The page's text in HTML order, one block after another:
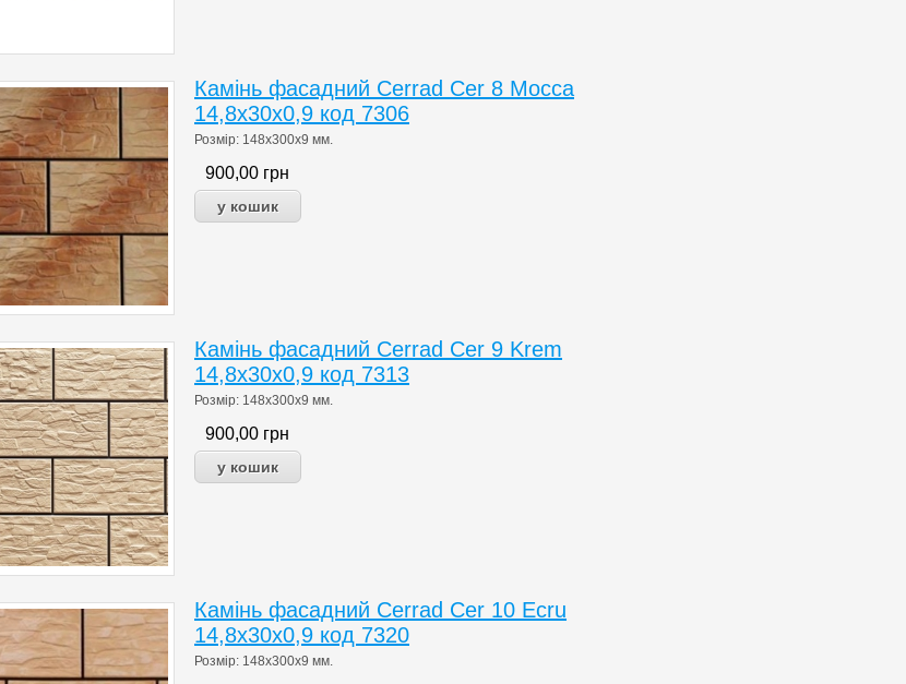
Камінь фасадний Cerrad Cer 8 Mocca
14,8x30x0,9 код 7306
Розмір: 148x300x9 мм.
900,00 грн
Камінь фасадний Cerrad Cer 9 Krem
14,8x30x0,9 код 7313
Розмір: 148x300x9 мм.
900,00 грн
Камінь фасадний Cerrad Cer 10 Ecru
14,8x30x0,9 код 7320
Розмір: 148x300x9 мм.